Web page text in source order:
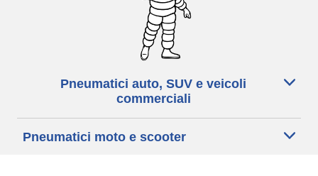
Pneumatici auto, SUV e veicoli
commerciali
Pneumatici moto e scooter